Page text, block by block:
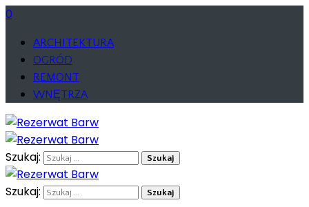
0
ARCHITEKTURA
OGRÓD
REMONT
WNĘTRZA
Szukaj:
Szukaj: